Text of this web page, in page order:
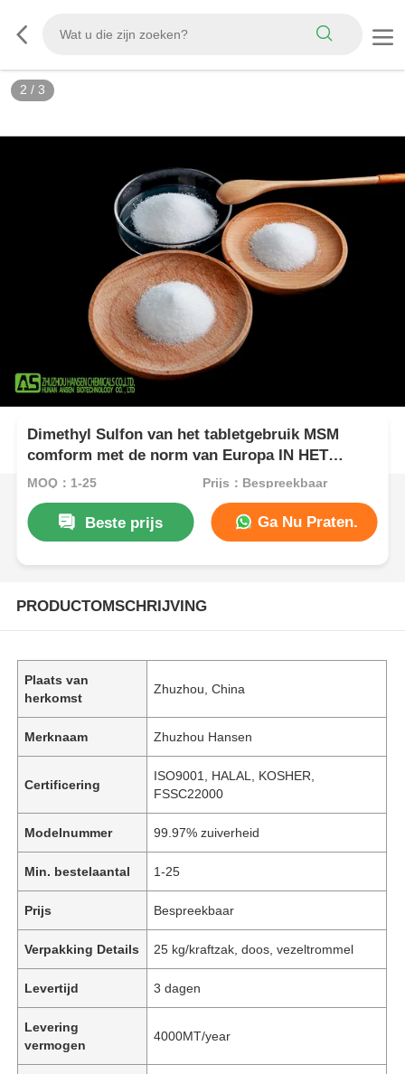
2 / 3
Dimethyl Sulfon van het tabletgebruik MSM
comform met de norm van Europa IN HET
BIJZONDER
MOQ：1-25 Prijs：Bespreekbaar
Beste prijs Ga Nu Praten.
PRODUCTOMSCHRIJVING
Plaats van
herkomst
Zhuzhou, China
Merknaam Zhuzhou Hansen
Certificering
ISO9001, HALAL, KOSHER,
FSSC22000
Modelnummer 99.97% zuiverheid
Min. bestelaantal 1-25
Prijs Bespreekbaar
Verpakking Details 25 kg/kraftzak, doos, vezeltrommel
Levertijd 3 dagen
Levering
vermogen
4000MT/year